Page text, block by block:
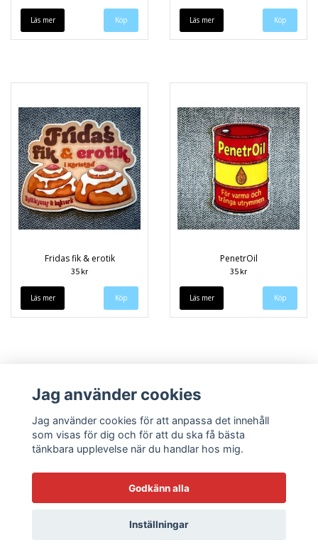
Läs mer Läs mer
Fridas fik & erotik
35 kr
Läs mer
PenetrOil
35 kr
Läs mer
Köpvillkor Kontakt
© Copyright 2026 Sneekys dekaler
Jag använder cookies
Jag använder cookies för att anpassa det innehåll
som visas för dig och för att du ska få bästa
tänkbara upplevelse när du handlar hos mig.
Godkänn alla
Inställningar